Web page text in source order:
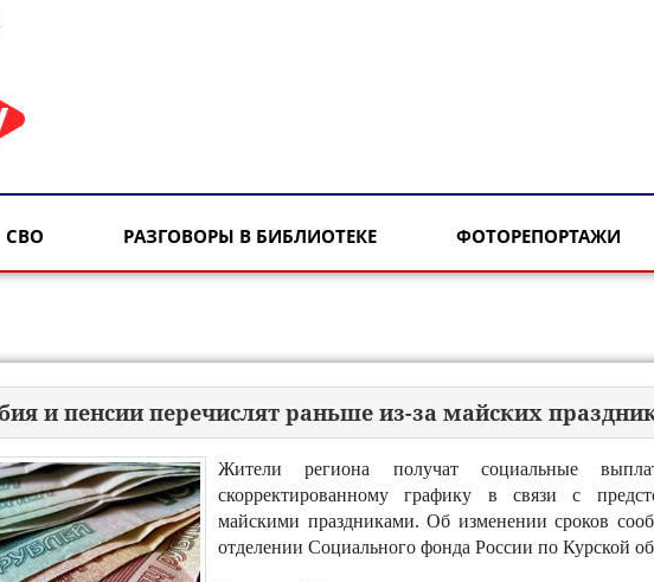
СВО РАЗГОВОРЫ В БИБЛИОТЕКЕ ФОТОРЕПОРТАЖИ
и пенсии перечислят раньше из-за майских
Жители региона получат социальные
скорректированному графику в связи с
майскими праздниками. Об изменении сроков
отделении Социального фонда России по Курской